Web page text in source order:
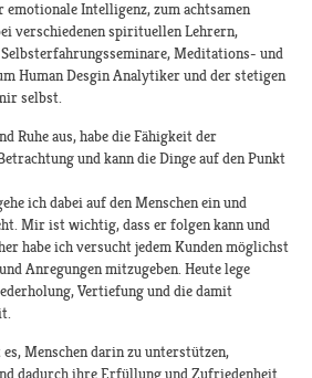
Intelligenz, zum achtsamen
verschiedenen spirituellen Lehrern,
Meditations- und
Human Desgin Analytiker und der stetigen
selbst.
Ruhe aus, habe die Fähigkeit der
und kann die Dinge auf den Punkt
ich dabei auf den Menschen ein und
Mir ist wichtig, dass er folgen kann und
habe ich versucht jedem Kunden möglichst
Anregungen mitzugeben. Heute lege
Vertiefung und die damit
Menschen darin zu unterstützen,
dadurch ihre Erfüllung und Zufriedenheit